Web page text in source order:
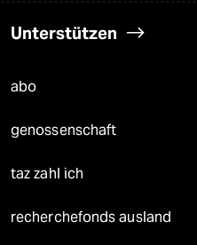
Unterstützen
abo
genossenschaft
taz zahl ich
recherchefonds ausland